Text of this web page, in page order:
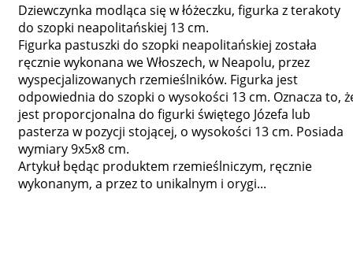
Dziewczynka modląca się w łóżeczku, figurka z terakoty
do szopki neapolitańskiej 13 cm.
Figurka pastuszki do szopki neapolitańskiej została
ręcznie wykonana we Włoszech, w Neapolu, przez
wyspecjalizowanych rzemieślników. Figurka jest
odpowiednia do szopki o wysokości 13 cm. Oznacza to,
jest proporcjonalna do figurki świętego Józefa lub
pasterza w pozycji stojącej, o wysokości 13 cm. Posiada
wymiary 9x5x8 cm.
Artykuł będąc produktem rzemieślniczym, ręcznie
wykonanym, a przez to unikalnym i orygi...